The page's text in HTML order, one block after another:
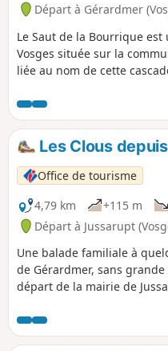
Départ à Gérardmer
Le Saut de la Bourrique
Vosges située sur la
liée au nom de cette
croisades, celui-ci se fit
protéger l’animal se jeta
elle périt avec les mécréants. 28/05/2024 : Rando
réalisable pour le moment
fermé de (1) à (2) par
2024 pour travaux. Voir
Les Clous
Office de tourisme
4,79 km
+115 m
Départ à Jussarupt
Une balade familiale à
de Gérardmer, sans
départ de la mairie de